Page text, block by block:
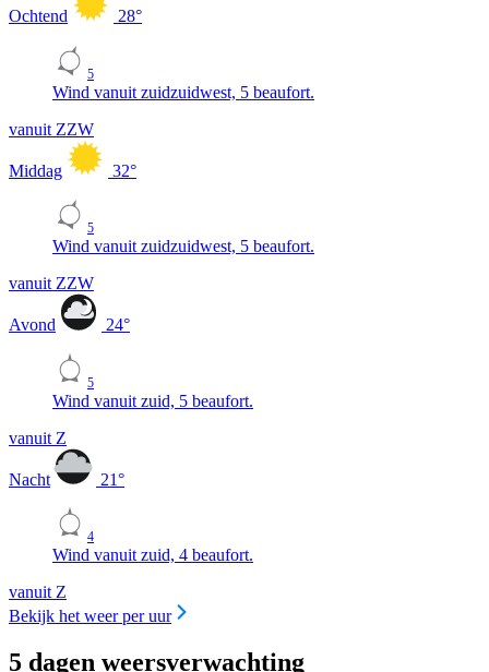
Ochtend 28°
5
Wind vanuit zuidzuidwest, 5 beaufort.
vanuit ZZW
Middag 32°
5
Wind vanuit zuidzuidwest, 5 beaufort.
vanuit ZZW
Avond 24°
5
Wind vanuit zuid, 5 beaufort.
vanuit Z
Nacht 21°
4
Wind vanuit zuid, 4 beaufort.
vanuit Z
Bekijk het weer per uur
5 dagen weersverwachting